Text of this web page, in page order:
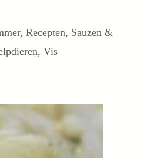
, Recepten, Sauzen &
, Vis